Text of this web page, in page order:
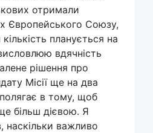
отримали
Європейського Союзу,
планується на
вдячність
рішення про
Місії ще на два
в тому, щоб
більш дієвою. Я
наскільки важливо